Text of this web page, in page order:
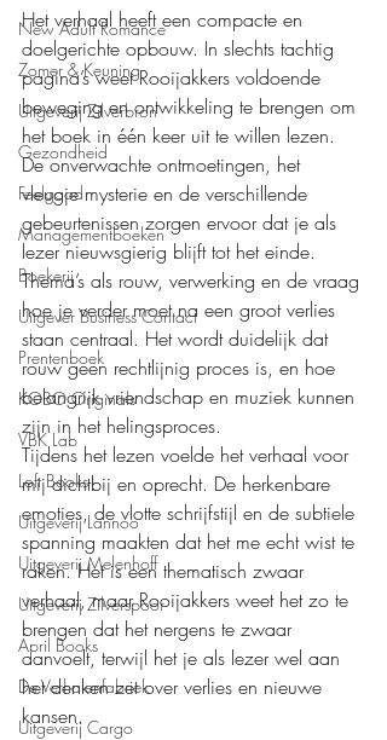
New Adult Romance
Zomer & Keuning
Uitgeverij Zilverbron
Gezondheid
Feelgood
Managementboeken
Boekerij
Uitgever Business Contact
Prentenboek
KOBO Originals
VBK Lab
Loft Books
Uitgeverij Lannoo
Uitgeverij Melenhoff
Uitgeverij Zilverspoor
April Books
De Verhalenfabriek
Uitgeverij Cargo
Het verhaal heeft een compacte en
doelgerichte opbouw. In slechts tachtig
pagina’s weet Rooijakkers voldoende
beweging en ontwikkeling te brengen om
het boek in één keer uit te willen lezen.
De onverwachte ontmoetingen, het
vleugje mysterie en de verschillende
gebeurtenissen zorgen ervoor dat je als
lezer nieuwsgierig blijft tot het einde.
Thema’s als rouw, verwerking en de vraag
hoe je verder moet na een groot verlies
staan centraal. Het wordt duidelijk dat
rouw geen rechtlijnig proces is, en hoe
belangrijk vriendschap en muziek kunnen
zijn in het helingsproces.
Tijdens het lezen voelde het verhaal voor
mij dichtbij en oprecht. De herkenbare
emoties, de vlotte schrijfstijl en de subtiele
spanning maakten dat het me echt wist te
raken. Het is een thematisch zwaar
verhaal, maar Rooijakkers weet het zo te
brengen dat het nergens te zwaar
aanvoelt, terwijl het je als lezer wel aan
het denken zet over verlies en nieuwe
kansen.